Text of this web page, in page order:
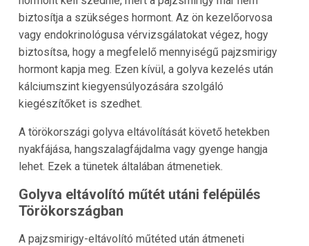
biztosítja a szükséges hormont. Az ön kezelőorvosa
vagy endokrinológusa vérvizsgálatokat végez, hogy
biztosítsa, hogy a megfelelő mennyiségű pajzsmirigy
hormont kapja meg. Ezen kívül, a golyva kezelés után
kálciumszint kiegyensúlyozására szolgáló
kiegészítőket is szedhet.
A törökországi golyva eltávolítását követő hetekben
nyakfájása, hangszalagfájdalma vagy gyenge hangja
lehet. Ezek a tünetek általában átmenetiek.
Golyva eltávolító műtét utáni felépülés
Törökországban
A pajzsmirigy-eltávolító műtéted után átmeneti